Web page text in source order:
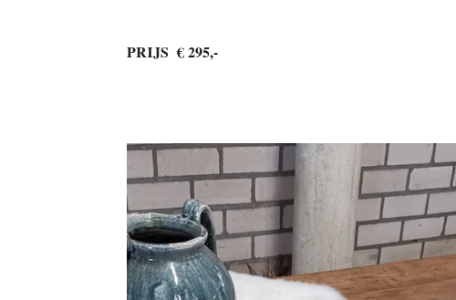
PRIJS € 295,-